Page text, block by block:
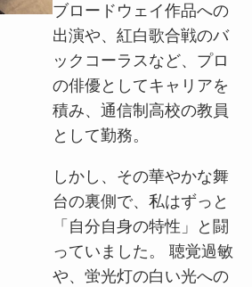
ブロードウェイ作品への
出演や、紅白歌合戦のバ
ックコーラスなど、プロ
の俳優としてキャリアを
積み、通信制高校の教員
として勤務。
しかし、その華やかな舞
台の裏側で、私はずっと
「自分自身の特性」と闘
っていました。 聴覚過敏
や、蛍光灯の白い光への